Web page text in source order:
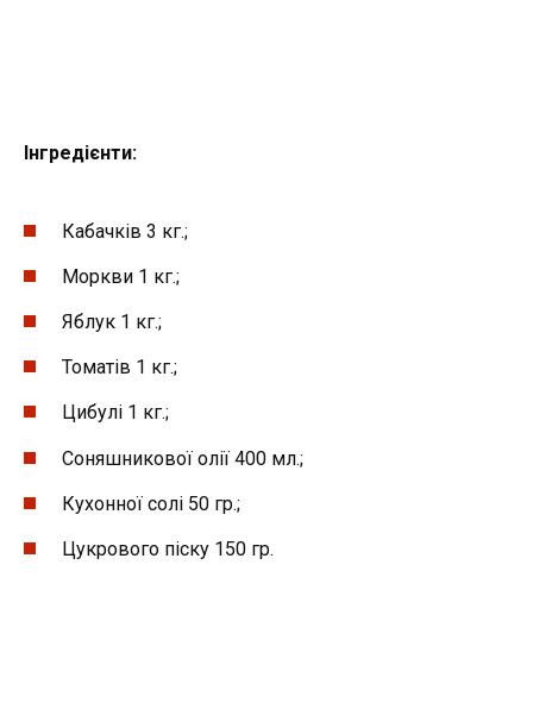
Інгредієнти:
Кабачків 3 кг.;
Моркви 1 кг.;
Яблук 1 кг.;
Томатів 1 кг.;
Цибулі 1 кг.;
Соняшникової олії 400 мл.;
Кухонної солі 50 гр.;
Цукрового піску 150 гр.